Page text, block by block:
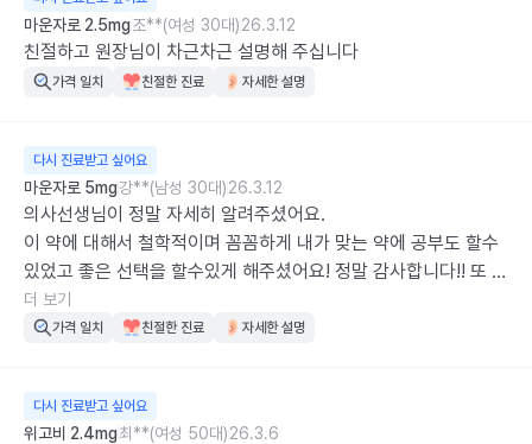
마운자로 2.5mg조**(여성 30대)26.3.12
친절하고 원장님이 차근차근 설명해 주십니다
가격 일치 친절한 진료 자세한 설명
다시 진료받고 싶어요
마운자로 5mg강**(남성 30대)26.3.12
의사선생님이 정말 자세히 알려주셨어요.
이 약에 대해서 철학적이며 꼼꼼하게 내가 맞는 약에 공부도 할수
있었고 좋은 선택을 할수있게 해주셨어요! 정말 감사합니다!! 또 하
나의 지식을 배운거 같아요.
더 보기
가격 일치 친절한 진료 자세한 설명
다시 진료받고 싶어요
위고비 2.4mg최**(여성 50대)26.3.6